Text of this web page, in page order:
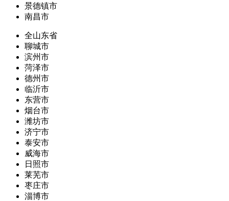
景德镇市
南昌市
全山东省
聊城市
滨州市
菏泽市
德州市
临沂市
东营市
烟台市
潍坊市
济宁市
泰安市
威海市
日照市
莱芜市
枣庄市
淄博市